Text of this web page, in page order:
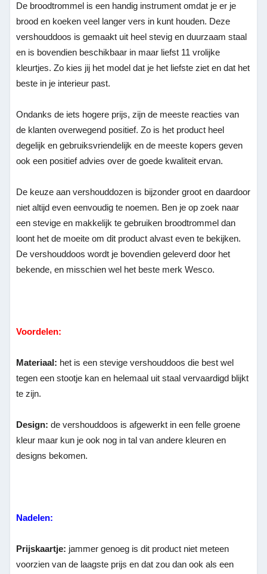
De broodtrommel is een handig instrument omdat je er je
brood en koeken veel langer vers in kunt houden. Deze
vershouddoos is gemaakt uit heel stevig en duurzaam staal
en is bovendien beschikbaar in maar liefst 11 vrolijke
kleurtjes. Zo kies jij het model dat je het liefste ziet en dat het
beste in je interieur past.
Ondanks de iets hogere prijs, zijn de meeste reacties van
de klanten overwegend positief. Zo is het product heel
degelijk en gebruiksvriendelijk en de meeste kopers geven
ook een positief advies over de goede kwaliteit ervan.
De keuze aan vershouddozen is bijzonder groot en daardoor
niet altijd even eenvoudig te noemen. Ben je op zoek naar
een stevige en makkelijk te gebruiken broodtrommel dan
loont het de moeite om dit product alvast even te bekijken.
De vershouddoos wordt je bovendien geleverd door het
bekende, en misschien wel het beste merk Wesco.
Voordelen:
Materiaal: het is een stevige vershouddoos die best wel
tegen een stootje kan en helemaal uit staal vervaardigd blijkt
te zijn.
Design: de vershouddoos is afgewerkt in een felle groene
kleur maar kun je ook nog in tal van andere kleuren en
designs bekomen.
Nadelen:
Prijskaartje: jammer genoeg is dit product niet meteen
voorzien van de laagste prijs en dat zou dan ook als een